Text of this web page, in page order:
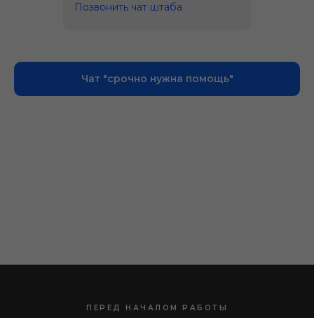
Позвонить чат штаба
Чат "срочно нужна помощь"
ПЕРЕД НАЧАЛОМ РАБОТЫ